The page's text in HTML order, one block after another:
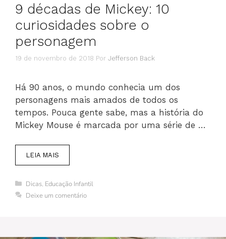
9 décadas de Mickey: 10
curiosidades sobre o
personagem
19 de novembro de 2018 Por Jefferson Back
Há 90 anos, o mundo conhecia um dos
personagens mais amados de todos os
tempos. Pouca gente sabe, mas a história do
Mickey Mouse é marcada por uma série de …
LEIA MAIS
Categorias
Dicas, Educação Infantil
Deixe um comentário